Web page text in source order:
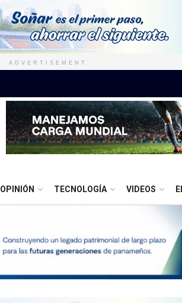
ADVERTISEMENT
OPINIÓN TECNOLOGÍA VIDEOS